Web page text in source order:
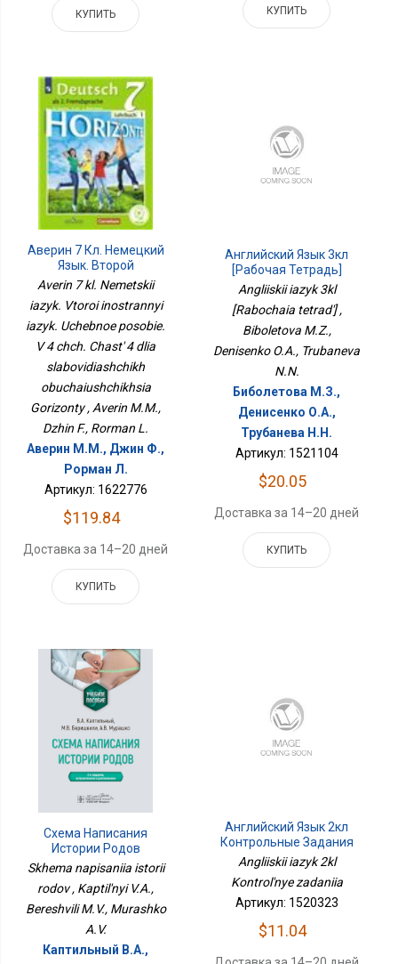
КУПИТЬ КУПИТЬ
Аверин 7 Кл. Немецкий
Язык. Второй
Иностранный Язык.
Часть 4 Для
Слабовидящих
Обучающихся
Горизонты
Averin 7 kl. Nemetskii
iazyk. Vtoroi inostrannyi
iazyk. Uchebnoe posobie.
V 4 chch. Chast' 4 dlia
slabovidiashchikh
obuchaiushchikhsia
Gorizonty , Averin M.M.,
Dzhin F., Rorman L.
Аверин М.М., Джин Ф.,
Рорман Л.
Артикул: 1622776
$119.84
Доставка за 14–20 дней
КУПИТЬ
Английский Язык 3кл
[Рабочая Тетрадь]
Angliiskii iazyk 3kl
[Rabochaia tetrad'] ,
Biboletova M.Z.,
Denisenko O.A., Trubaneva
N.N.
Биболетова М.З.,
Денисенко О.А.,
Трубанева Н.Н.
Артикул: 1521104
$20.05
Доставка за 14–20 дней
КУПИТЬ
Схема Написания
Истории Родов
Skhema napisaniia istorii
rodov , Kaptil'nyi V.A.,
Bereshvili M.V., Murashko
A.V.
Каптильный В.А.,
Английский Язык 2кл
Контрольные Задания
Angliiskii iazyk 2kl
Kontrol'nye zadaniia
Артикул: 1520323
$11.04